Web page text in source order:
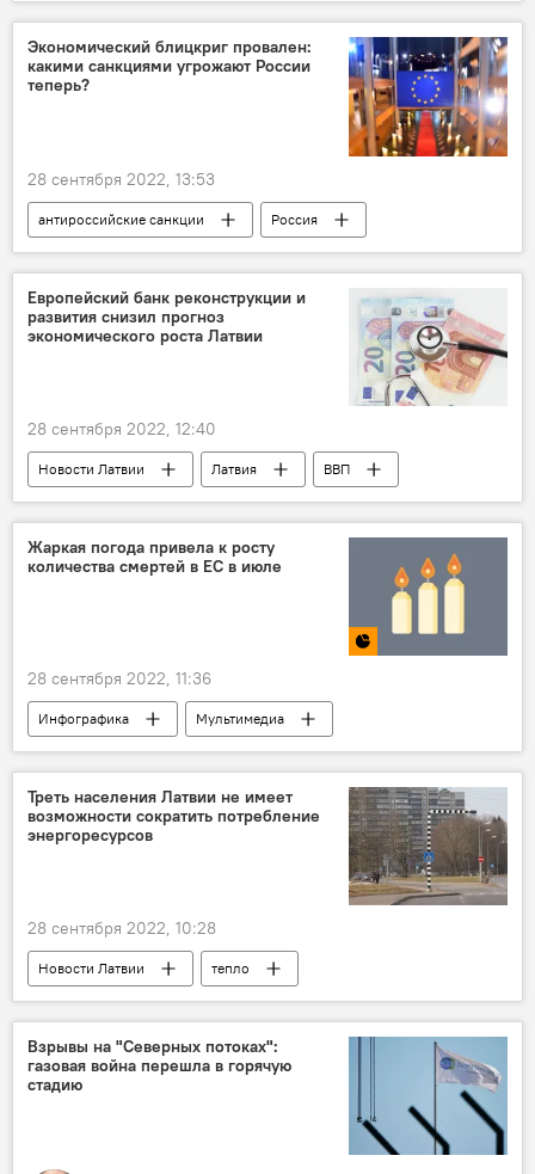
Экономический блицкриг провален:
какими санкциями угрожают России
теперь?
28 сентября 2022, 13:53
антироссийские санкции
Россия
Евросоюз
экономика политика
Европейский банк реконструкции и
развития снизил прогноз
экономического роста Латвии
28 сентября 2022, 12:40
Новости Латвии Латвия ВВП
Жаркая погода привела к росту
количества смертей в ЕС в июле
28 сентября 2022, 11:36
Инфографика
Мультимедиа
смертность
Новости мира
Треть населения Латвии не имеет
возможности сократить потребление
энергоресурсов
28 сентября 2022, 10:28
Новости Латвии
тепло
электроэнергия
опрос
Взрывы на "Северных потоках":
газовая война перешла в горячую
стадию